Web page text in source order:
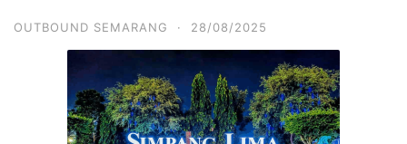
OUTBOUND SEMARANG · 28/08/2025